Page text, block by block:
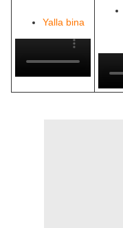
Yalla bina